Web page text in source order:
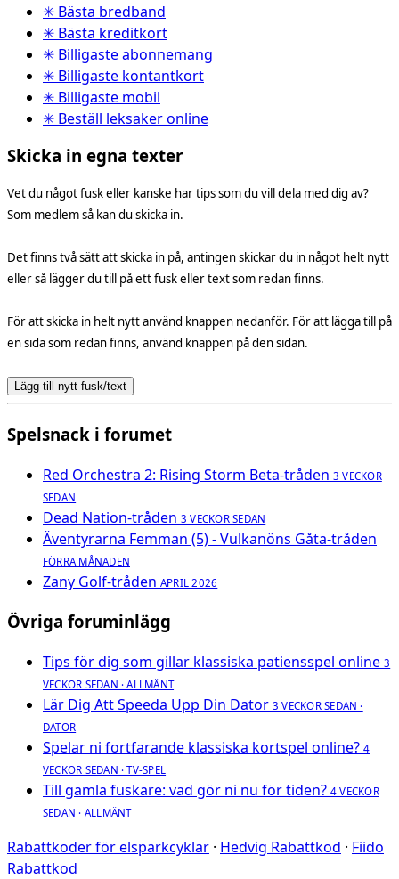
✳ Bästa bredband
✳ Bästa kreditkort
✳ Billigaste abonnemang
✳ Billigaste kontantkort
✳ Billigaste mobil
✳ Beställ leksaker online
Skicka in egna texter
Vet du något fusk eller kanske har tips som du vill dela med dig av?
Som medlem så kan du skicka in.
Det finns två sätt att skicka in på, antingen skickar du in något helt nytt
eller så lägger du till på ett fusk eller text som redan finns.
För att skicka in helt nytt använd knappen nedanför. För att lägga till på
en sida som redan finns, använd knappen på den sidan.
Lägg till nytt fusk/text
Spelsnack i forumet
Red Orchestra 2: Rising Storm Beta-tråden 3 VECKOR
SEDAN
Dead Nation-tråden 3 VECKOR SEDAN
Äventyrarna Femman (5) - Vulkanöns Gåta-tråden
FÖRRA MÅNADEN
Zany Golf-tråden APRIL 2026
Övriga foruminlägg
Tips för dig som gillar klassiska patiensspel online 3
VECKOR SEDAN · ALLMÄNT
Lär Dig Att Speeda Upp Din Dator 3 VECKOR SEDAN ·
DATOR
Spelar ni fortfarande klassiska kortspel online? 4
VECKOR SEDAN · TV-SPEL
Till gamla fuskare: vad gör ni nu för tiden? 4 VECKOR
SEDAN · ALLMÄNT
Rabattkoder för elsparkcyklar · Hedvig Rabattkod · Fiido
Rabattkod